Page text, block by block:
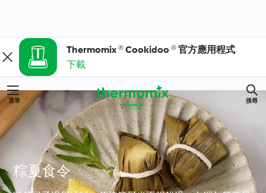
Thermomix ® Cookidoo ® 官方應用程式
下載
選單 搜尋
粽夏食令